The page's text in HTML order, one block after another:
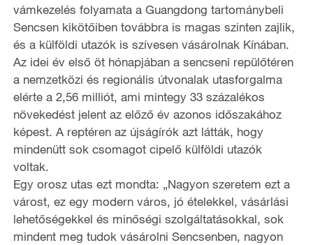
vámkezelés folyamata a Guangdong tartománybeli
Sencsen kikötőiben továbbra is magas szinten zajlik,
és a külföldi utazók is szívesen vásárolnak Kínában.
Az idei év első öt hónapjában a sencseni repülőtéren
a nemzetközi és regionális útvonalak utasforgalma
elérte a 2,56 milliót, ami mintegy 33 százalékos
növekedést jelent az előző év azonos időszakához
képest. A reptéren az újságírók azt látták, hogy
mindenütt sok csomagot cipelő külföldi utazók
voltak.
Egy orosz utas ezt mondta: „Nagyon szeretem ezt a
várost, ez egy modern város, jó ételekkel, vásárlási
lehetőségekkel és minőségi szolgáltatásokkal, sok
mindent meg tudok vásárolni Sencsenben, nagyon